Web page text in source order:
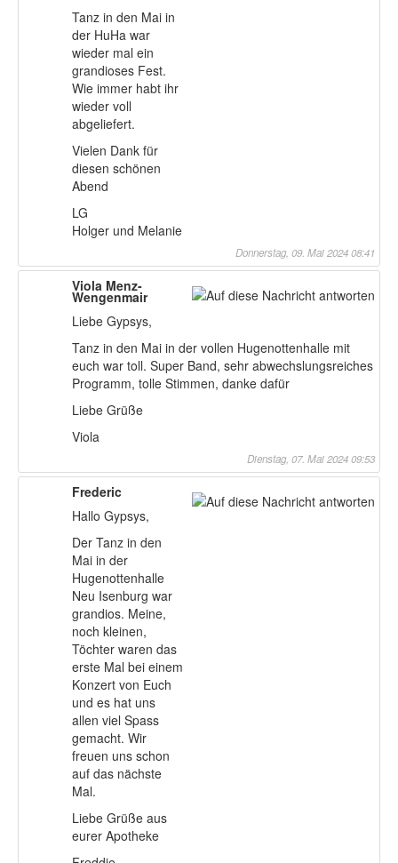
Tanz in den Mai in
der HuHa war
wieder mal ein
grandioses Fest.
Wie immer habt ihr
wieder voll
abgeliefert.
Vielen Dank für
diesen schönen
Abend
LG
Holger und Melanie
Donnerstag, 09. Mai 2024 08:41
Viola Menz-
Wengenmair
Liebe Gypsys,
Tanz in den Mai in der vollen Hugenottenhalle mit
euch war toll. Super Band, sehr abwechslungsreiches
Programm, tolle Stimmen, danke dafür
Liebe Grüße
Viola
Dienstag, 07. Mai 2024 09:53
Frederic
Hallo Gypsys,
Der Tanz in den
Mai in der
Hugenottenhalle
Neu Isenburg war
grandios. Meine,
noch kleinen,
Töchter waren das
erste Mal bei einem
Konzert von Euch
und es hat uns
allen viel Spass
gemacht. Wir
freuen uns schon
auf das nächste
Mal.
Liebe Grüße aus
eurer Apotheke